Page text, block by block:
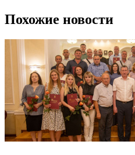
Похожие новости